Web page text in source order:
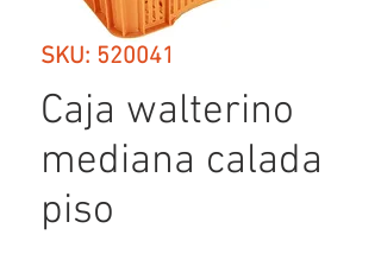
SKU: 520041
Caja walterino
mediana calada
piso